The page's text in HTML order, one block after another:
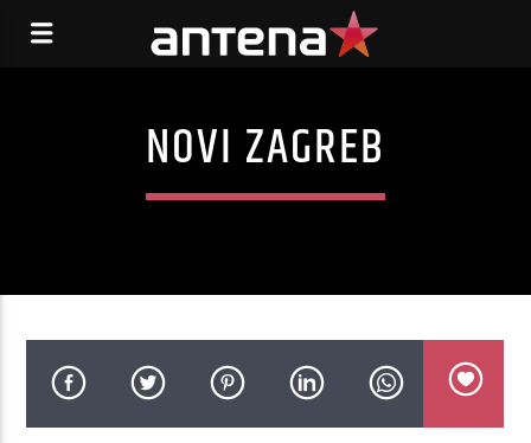
NOVI ZAGREB